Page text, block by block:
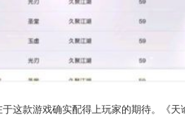
这款游戏确实配得上玩家的期待。《天